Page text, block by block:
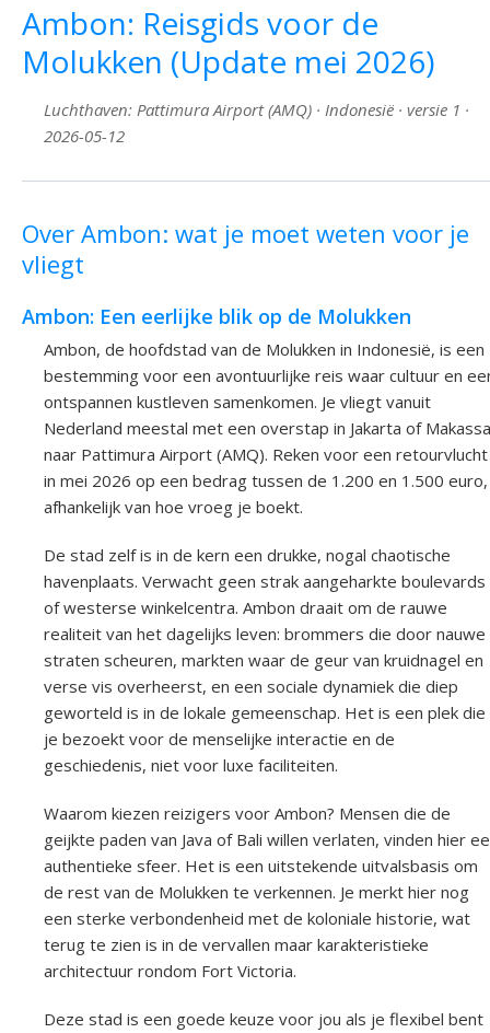
Ambon: Reisgids voor de
Molukken (Update mei 2026)
Luchthaven: Pattimura Airport (AMQ) · Indonesië · versie 1 ·
2026-05-12
Over Ambon: wat je moet weten voor je
vliegt
Ambon: Een eerlijke blik op de Molukken
Ambon, de hoofdstad van de Molukken in Indonesië, is een
bestemming voor een avontuurlijke reis waar cultuur en
ontspannen kustleven samenkomen. Je vliegt vanuit
Nederland meestal met een overstap in Jakarta of
naar Pattimura Airport (AMQ). Reken voor een retourvlucht
in mei 2026 op een bedrag tussen de 1.200 en 1.500 euro,
afhankelijk van hoe vroeg je boekt.
De stad zelf is in de kern een drukke, nogal chaotische
havenplaats. Verwacht geen strak aangeharkte boulevards
of westerse winkelcentra. Ambon draait om de rauwe
realiteit van het dagelijks leven: brommers die door nauwe
straten scheuren, markten waar de geur van kruidnagel en
verse vis overheerst, en een sociale dynamiek die diep
geworteld is in de lokale gemeenschap. Het is een plek die
je bezoekt voor de menselijke interactie en de
geschiedenis, niet voor luxe faciliteiten.
Waarom kiezen reizigers voor Ambon? Mensen die de
geijkte paden van Java of Bali willen verlaten, vinden hier
authentieke sfeer. Het is een uitstekende uitvalsbasis om
de rest van de Molukken te verkennen. Je merkt hier nog
een sterke verbondenheid met de koloniale historie, wat
terug te zien is in de vervallen maar karakteristieke
architectuur rondom Fort Victoria.
Deze stad is een goede keuze voor jou als je flexibel bent